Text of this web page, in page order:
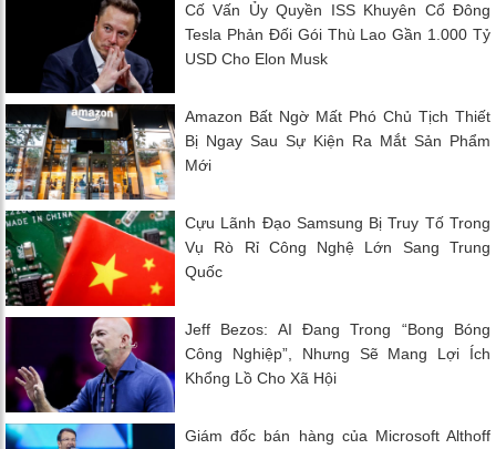
Cố Vấn Ủy Quyền ISS Khuyên Cổ Đông
Tesla Phản Đối Gói Thù Lao Gần 1.000 Tỷ
USD Cho Elon Musk
Amazon Bất Ngờ Mất Phó Chủ Tịch Thiết
Bị Ngay Sau Sự Kiện Ra Mắt Sản Phẩm
Mới
Cựu Lãnh Đạo Samsung Bị Truy Tố Trong
Vụ Rò Rỉ Công Nghệ Lớn Sang Trung
Quốc
Jeff Bezos: AI Đang Trong “Bong Bóng
Công Nghiệp”, Nhưng Sẽ Mang Lợi Ích
Khổng Lồ Cho Xã Hội
Giám đốc bán hàng của Microsoft Althoff